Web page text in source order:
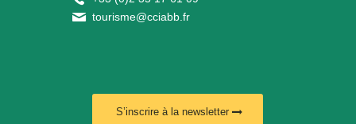
tourisme@cciabb.fr
S’inscrire à la newsletter